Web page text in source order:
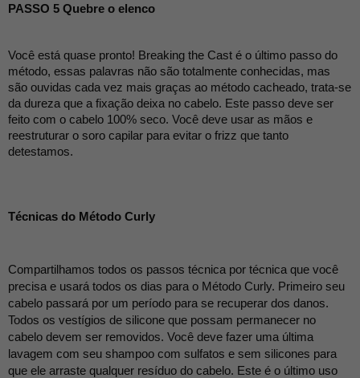
PASSO 5 Quebre o elenco
Você está quase pronto! Breaking the Cast é o último passo do
método, essas palavras não são totalmente conhecidas, mas
são ouvidas cada vez mais graças ao método cacheado, trata-se
da dureza que a fixação deixa no cabelo. Este passo deve ser
feito com o cabelo 100% seco. Você deve usar as mãos e
reestruturar o soro capilar para evitar o frizz que tanto
detestamos.
Técnicas do Método Curly
Compartilhamos todos os passos técnica por técnica que você
precisa e usará todos os dias para o Método Curly. Primeiro seu
cabelo passará por um período para se recuperar dos danos.
Todos os vestígios de silicone que possam permanecer no
cabelo devem ser removidos. Você deve fazer uma última
lavagem com seu shampoo com sulfatos e sem silicones para
que ele arraste qualquer resíduo do cabelo. Este é o último uso